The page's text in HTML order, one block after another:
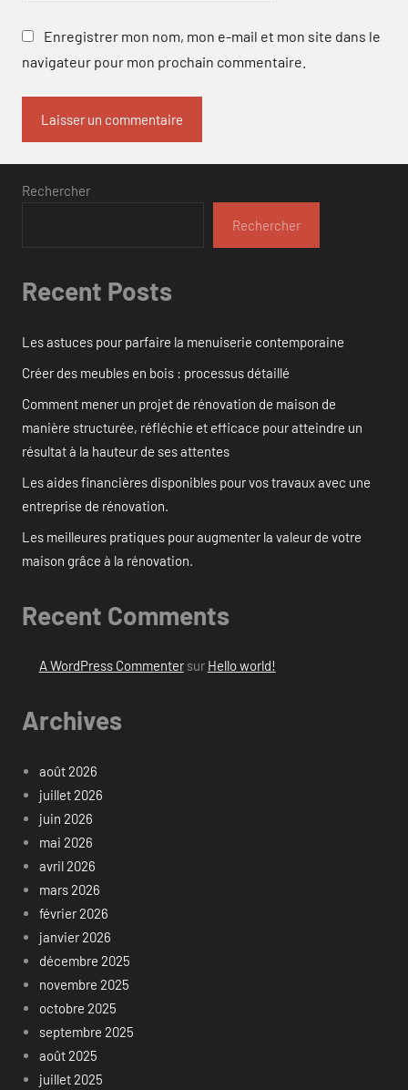
Enregistrer mon nom, mon e-mail et mon site dans le
navigateur pour mon prochain commentaire.
Rechercher
Rechercher
Recent Posts
Les astuces pour parfaire la menuiserie contemporaine
Créer des meubles en bois : processus détaillé
Comment mener un projet de rénovation de maison de
manière structurée, réfléchie et efficace pour atteindre un
résultat à la hauteur de ses attentes
Les aides financières disponibles pour vos travaux avec une
entreprise de rénovation.
Les meilleures pratiques pour augmenter la valeur de votre
maison grâce à la rénovation.
Recent Comments
A WordPress Commentersur Hello world!
Archives
août 2026
juillet 2026
juin 2026
mai 2026
avril 2026
mars 2026
février 2026
janvier 2026
décembre 2025
novembre 2025
octobre 2025
septembre 2025
août 2025
juillet 2025